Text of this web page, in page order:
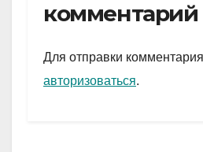
a
m
A
p
комментарий
Для отправки
авторизоваться.